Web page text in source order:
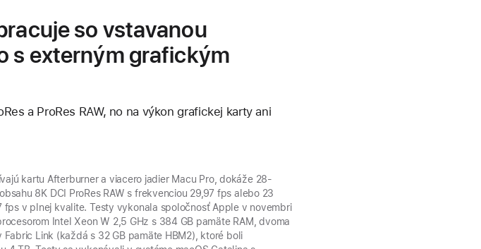
so vstavanou
s externým grafickým
a ProRes RAW, no na výkon grafickej karty ani
kartu Afterburner a viacero jadier Macu Pro, dokáže 28-
8K DCI ProRes RAW s frekvenciou 29,97 fps alebo 23
fps v plnej kvalite. Testy vykonala spoločnosť Apple v novembri
Intel Xeon W 2,5 GHz s 384 GB pamäte RAM, dvoma
Link (každá s 32 GB pamäte HBM2), ktoré boli